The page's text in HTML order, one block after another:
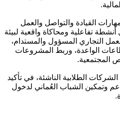
القيادة والتواصل والعمل
تفاعلية ومحاكاة واقعية لبيئة
التجاري المسؤول والمستدام،
الواعدة، وربط المشروعات
المجتمعية.
الطلابية الناشئة، في تأكيد
وتمكين الشباب العُماني لدخول